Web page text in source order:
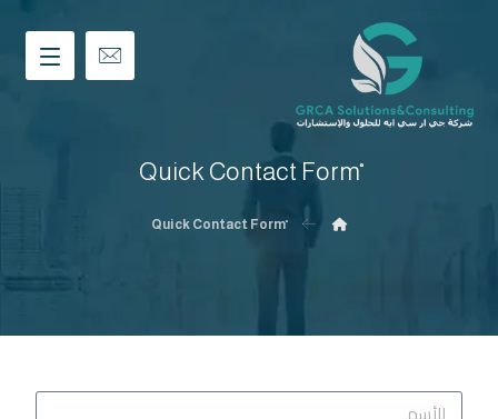
ْQuick Contact Form
ْQuick Contact Form